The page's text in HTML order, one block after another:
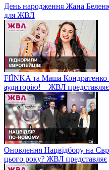
День народження Жана
для ЖВЛ
FIЇNKA та Маша Кондратенко
аудиторію! – ЖВЛ представляє
Оновлення Нацвідбору на
цього року? ЖВЛ представляє